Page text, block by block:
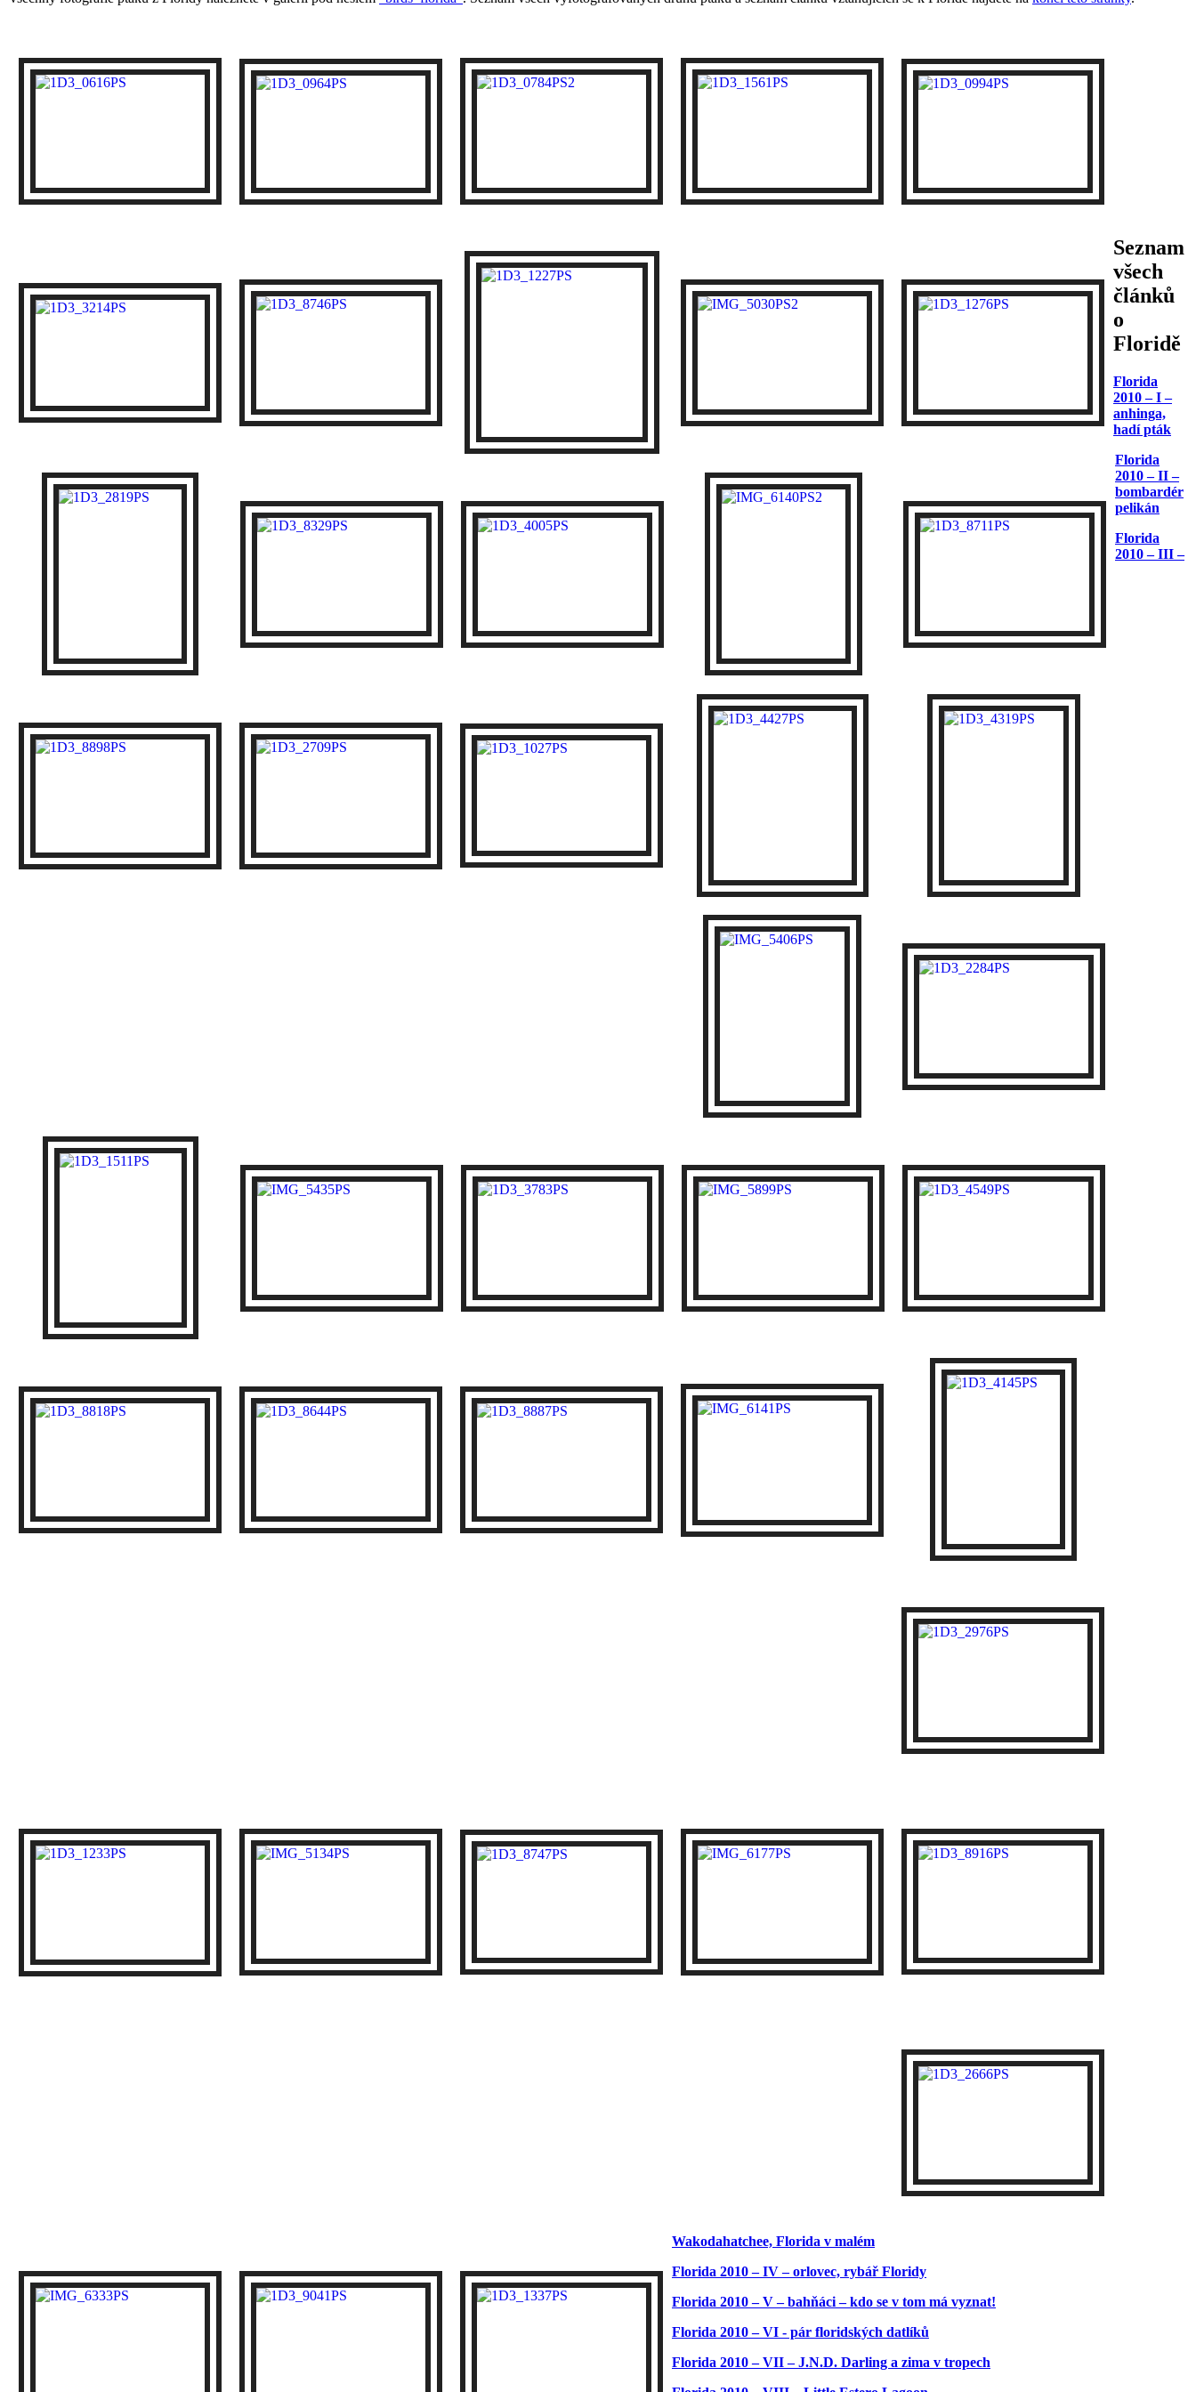
Seznam
všech
článků
o
Floridě
Florida
2010 – I –
anhinga,
hadí pták
Florida
2010 – II –
bombardér
pelikán
Florida
2010 – III –
Wakodahatchee, Florida v malém
Florida 2010 – IV – orlovec, rybář Floridy
Florida 2010 – V – bahňáci – kdo se v tom má vyznat!
Florida 2010 – VI - pár floridských datlíků
Florida 2010 – VII – J.N.D. Darling a zima v tropech